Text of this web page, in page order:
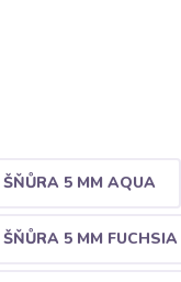
5 MM AQUA
5 MM FUCHSIA